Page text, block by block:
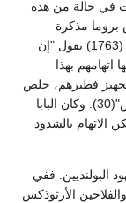
في حالة من هذه
بروما مذكرة
الكردينال. وكتب السفير البابوي للحكومة البولندية (1763) يقول "إن
بهذا
فطيرهم، خلص
إلى أنه ما من دليل يثبت صحة ذلك الاتهام المغرض"(30). وكان البابا
قد أصدر حكماً مماثلاً في 1247. ولكن الاتهام بالشذوذ
البولنديين. ففي
والفلاحين الأرثوذكس